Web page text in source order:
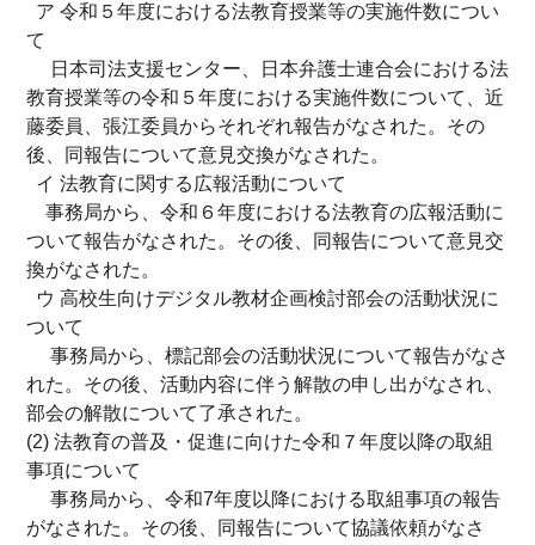
ア 令和５年度における法教育授業等の実施件数につい
て
日本司法支援センター、日本弁護士連合会における法
教育授業等の令和５年度における実施件数について、近
藤委員、張江委員からそれぞれ報告がなされた。その
後、同報告について意見交換がなされた。
イ 法教育に関する広報活動について
事務局から、令和６年度における法教育の広報活動に
ついて報告がなされた。その後、同報告について意見交
換がなされた。
ウ 高校生向けデジタル教材企画検討部会の活動状況に
ついて
事務局から、標記部会の活動状況について報告がなさ
れた。その後、活動内容に伴う解散の申し出がなされ、
部会の解散について了承された。
(2) 法教育の普及・促進に向けた令和７年度以降の取組
事項について
事務局から、令和7年度以降における取組事項の報告
がなされた。その後、同報告について協議依頼がなさ